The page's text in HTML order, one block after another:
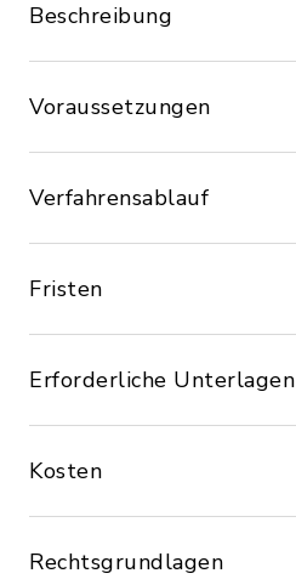
Beschreibung
Voraussetzungen
Verfahrensablauf
Fristen
Erforderliche Unterlagen
Kosten
Rechtsgrundlagen